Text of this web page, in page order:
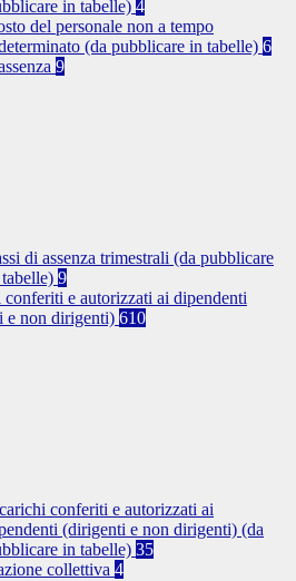
in tabelle) 4
del personale non a tempo
(da pubblicare in tabelle) 6
9
di assenza trimestrali (da pubblicare
9
e autorizzati ai dipendenti
e non dirigenti) 610
conferiti e autorizzati ai
(dirigenti e non dirigenti) (da
in tabelle) 35
collettiva 4